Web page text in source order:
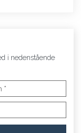
i nedenstående